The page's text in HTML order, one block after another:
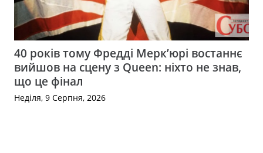
40 років тому Фредді Мерк’юрі востаннє
вийшов на сцену з Queen: ніхто не знав,
що це фінал
Неділя, 9 Серпня, 2026